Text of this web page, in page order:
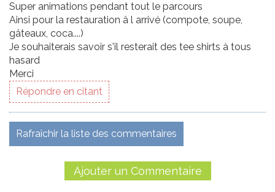
Super animations pendant tout le parcours
Ainsi pour la restauration â l arrivé (compote, soupe,
gâteaux, coca....)
Je souhaiterais savoir s'il resterait des tee shirts à tous
hasard
Merci
Répondre en citant
Rafraîchir la liste des commentaires
Ajouter un Commentaire